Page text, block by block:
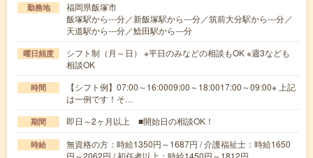
勤務地
福岡県飯塚市
飯塚駅から---分／新飯塚駅から---分／筑前大分駅から---分／
天道駅から---分／鯰田駅から---分
曜日頻度
シフト制（月～日） ※平日のみなどの相談もOK ※週3なども
相談OK
時間
【シフト例】07:00～16:0009:00～18:0017:00～09:00※ 上記
は一例です！そ…
期間 即日～2ヶ月以上 ■開始日の相談OK！
時給
無資格の方：時給1350円～1687円 / 介護福祉士：時給1650
円～2062円 / 初任者以上：時給1450円～1812円